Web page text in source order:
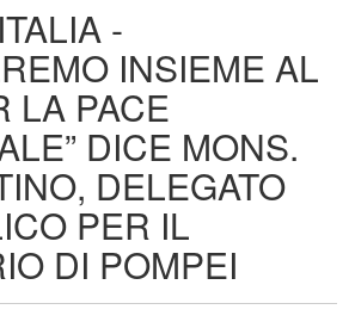
-
INSIEME AL
LA PACE
DICE MONS.
DELEGATO
PER IL
DI POMPEI